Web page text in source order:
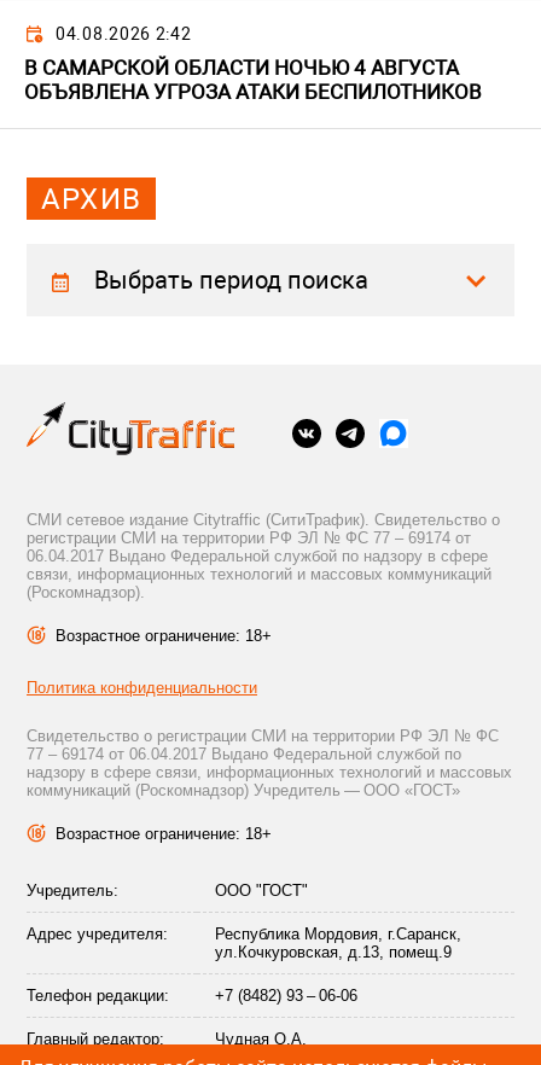
04.08.2026 2:42
В САМАРСКОЙ ОБЛАСТИ НОЧЬЮ 4 АВГУСТА
ОБЪЯВЛЕНА УГРОЗА АТАКИ БЕСПИЛОТНИКОВ
АРХИВ
Выбрать период поиска
СМИ сетевое издание Citytraffic (СитиТрафик). Свидетельство о
регистрации СМИ на территории РФ ЭЛ № ФС 77 – 69174 от
06.04.2017 Выдано Федеральной службой по надзору в сфере
связи, информационных технологий и массовых коммуникаций
(Роскомнадзор).
Возрастное ограничение: 18+
Политика конфиденциальности
Свидетельство о регистрации СМИ на территории РФ ЭЛ № ФС
77 – 69174 от 06.04.2017 Выдано Федеральной службой по
надзору в сфере связи, информационных технологий и массовых
коммуникаций (Роскомнадзор) Учредитель — ООО «ГОСТ»
Возрастное ограничение: 18+
Учредитель: ООО "ГОСТ"
Адрес учредителя:
Республика Мордовия, г.Саранск,
ул.Кочкуровская, д.13, помещ.9
Телефон редакции: +7 (8482) 93 – 06-06
Главный редактор: Чудная О.А.